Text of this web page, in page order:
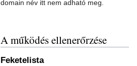
domain név itt nem adható meg.
A működés ellenerőrzése
Feketelista